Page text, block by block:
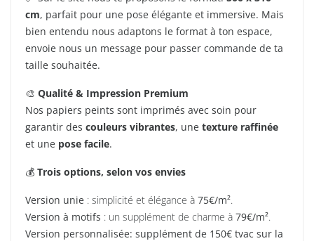
cm, parfait pour une pose élégante et immersive. Mais
bien entendu nous adaptons le format à ton espace,
envoie nous un message pour passer commande de ta
taille souhaitée.
🎨 Qualité & Impression Premium
Nos papiers peints sont imprimés avec soin pour
garantir des couleurs vibrantes, une texture raffinée
et une pose facile.
💰 Trois options, selon vos envies
Version unie : simplicité et élégance à 75€/m².
Version à motifs : un supplément de charme à 79€/m².
Version personnalisée: supplément de 150€ tvac sur la